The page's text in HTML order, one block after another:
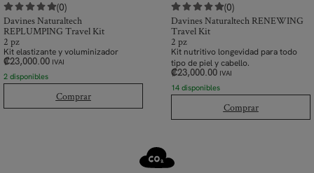
(0)
Davines Naturaltech
REPLUMPING Travel Kit
2 pz
Kit elastizante y voluminizador
₡23,000.00 IVAI
2 disponibles
Comprar
(0)
Davines Naturaltech RENEWING
Travel Kit
2 pz
Kit nutritivo longevidad para todo
tipo de piel y cabello.
₡23,000.00 IVAI
14 disponibles
Comprar